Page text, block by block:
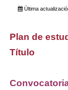
Directorio FCCE
Última
Plan de
Título